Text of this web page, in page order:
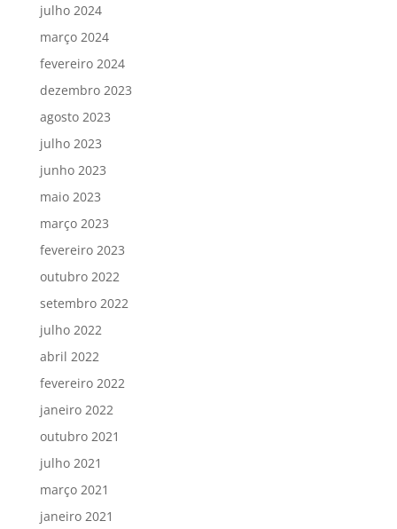
julho 2024
março 2024
fevereiro 2024
dezembro 2023
agosto 2023
julho 2023
junho 2023
maio 2023
março 2023
fevereiro 2023
outubro 2022
setembro 2022
julho 2022
abril 2022
fevereiro 2022
janeiro 2022
outubro 2021
julho 2021
março 2021
janeiro 2021